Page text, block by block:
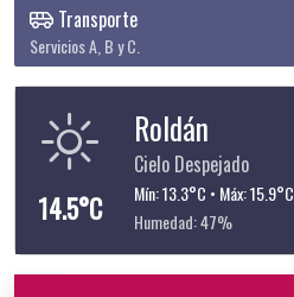
Transporte
Servicios A, B y C.
14.5°C
Roldán
Cielo Despejado
Mín: 13.3°C • Máx: 15.9°C
Humedad: 47%